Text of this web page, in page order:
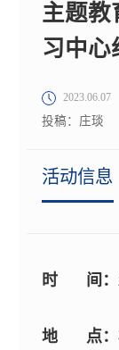
主题教
习中心
2023.06.07
投稿：庄琰
活动信息
时 间：
地 点：